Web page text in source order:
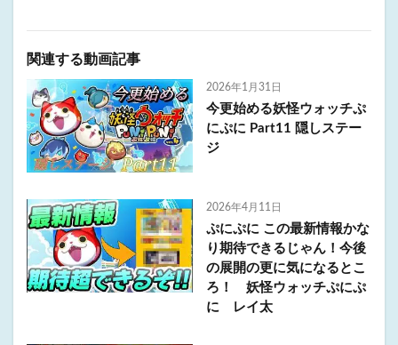
関連する動画記事
2026年1月31日
今更始める妖怪ウォッチぷ
にぷに Part11 隠しステー
ジ
2026年4月11日
ぷにぷに この最新情報かな
り期待できるじゃん！今後
の展開の更に気になるとこ
ろ！ 妖怪ウォッチぷにぷ
に レイ太